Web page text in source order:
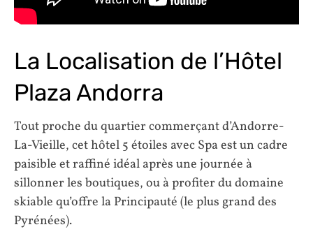
La Localisation de l’Hôtel
Plaza Andorra
Tout proche du quartier commerçant d’Andorre-
La-Vieille, cet hôtel 5 étoiles avec Spa est un cadre
paisible et raffiné idéal après une journée à
sillonner les boutiques, ou à profiter du domaine
skiable qu’offre la Principauté (le plus grand des
Pyrénées).